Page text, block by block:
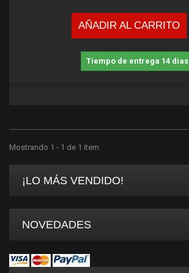
AÑADIR AL CARRITO
Tiempo de entrega 14 dias
Mostrando 1 - 1 de 1 item
¡LO MÁS VENDIDO!
NOVEDADES